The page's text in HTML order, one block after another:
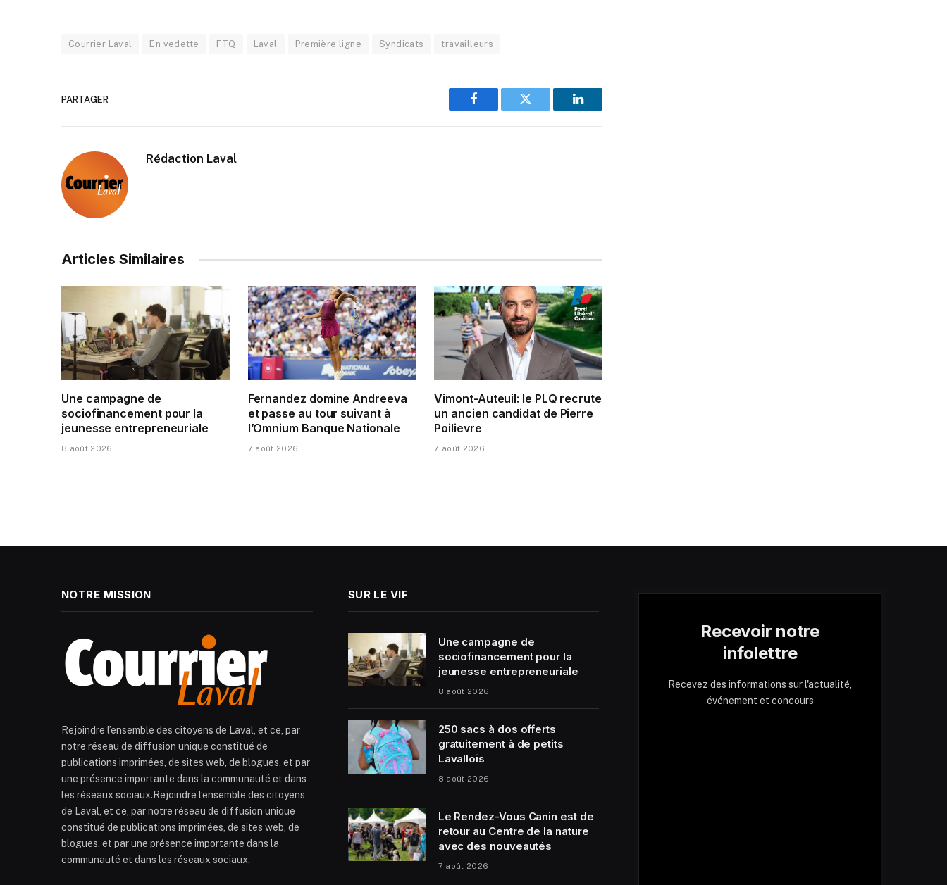
Courrier Laval En vedette FTQ Laval Première ligne Syndicats travailleurs
PARTAGER
Facebook Twitter LinkedIn
Rédaction Laval
Articles Similaires
Une campagne de
sociofinancement pour la
jeunesse entrepreneuriale
8 août 2026
Fernandez domine Andreeva
et passe au tour suivant à
l’Omnium Banque Nationale
7 août 2026
Vimont-Auteuil: le PLQ recrute
un ancien candidat de Pierre
Poilievre
7 août 2026
NOTRE MISSION
Rejoindre l’ensemble des citoyens de Laval, et ce, par
notre réseau de diffusion unique constitué de
publications imprimées, de sites web, de blogues, et par
une présence importante dans la communauté et dans
les réseaux sociaux.Rejoindre l’ensemble des citoyens
de Laval, et ce, par notre réseau de diffusion unique
constitué de publications imprimées, de sites web, de
blogues, et par une présence importante dans la
communauté et dans les réseaux sociaux.
SUR LE VIF
Une campagne de
sociofinancement pour la
jeunesse entrepreneuriale
8 août 2026
250 sacs à dos offerts
gratuitement à de petits
Lavallois
8 août 2026
Le Rendez-Vous Canin est de
retour au Centre de la nature
avec des nouveautés
7 août 2026
Recevoir notre
infolettre
Recevez des informations sur l'actualité,
événement et concours